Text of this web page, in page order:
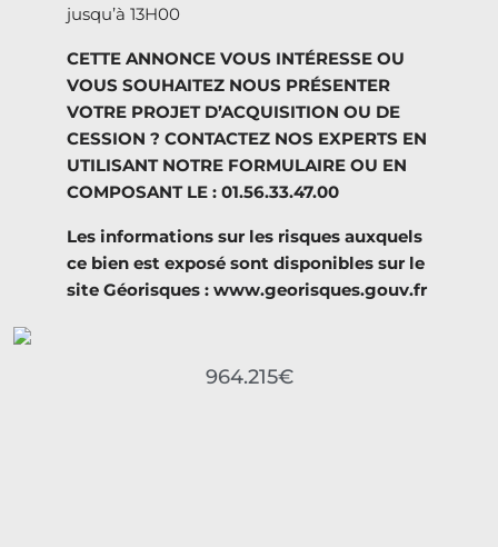
jusqu’à 13H00
CETTE ANNONCE VOUS INTÉRESSE OU
VOUS SOUHAITEZ NOUS PRÉSENTER
VOTRE PROJET D’ACQUISITION OU DE
CESSION ? CONTACTEZ NOS EXPERTS EN
UTILISANT NOTRE FORMULAIRE OU EN
COMPOSANT LE : 01.56.33.47.00
Les informations sur les risques auxquels
ce bien est exposé sont disponibles sur le
site Géorisques : www.georisques.gouv.fr
964.215€